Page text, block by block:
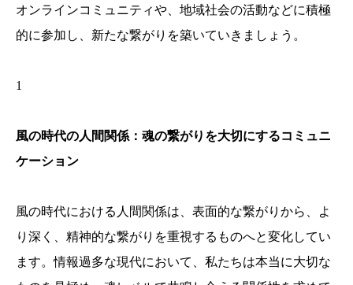
オンラインコミュニティや、地域社会の活動などに積極
的に参加し、新たな繋がりを築いていきましょう。
1
風の時代の人間関係：魂の繋がりを大切にするコミュニ
ケーション
風の時代における人間関係は、表面的な繋がりから、よ
り深く、精神的な繋がりを重視するものへと変化してい
ます。情報過多な現代において、私たちは本当に大切な